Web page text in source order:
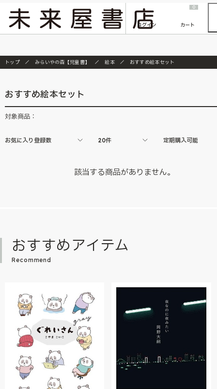
『ONE PIECE magazine 021 ONE PIECEカード付き同梱版』発売延期のご案内
ログイン
0
カート
トップ みらいやの森【児童書】 絵本 おすすめ絵本セット
おすすめ絵本セット
対象商品：
お気に入り登録数 20件 定期購入可能
該当する商品がありません。
おすすめアイテム
Recommend